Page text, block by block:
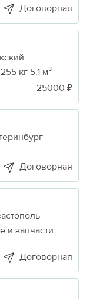
Договорная
255 кг 5.1 м³
25000 ₽
Договорная
и запчасти
Договорная